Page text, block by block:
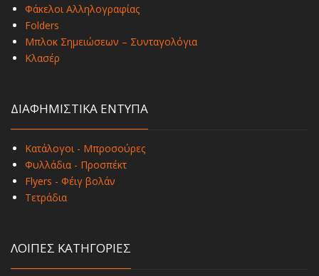
Φάκελοι Αλληλογραφίας
Folders
Μπλοκ Σημειώσεων – Συνταγολόγια
Κλασέρ
ΔΙΑΦΗΜΙΣΤΙΚΑ ΕΝΤΥΠΑ
Κατάλογοι - Μπροσούρες
Φυλλάδια - Προσπέκτ
Flyers - Φέιγ βολάν
Τετράδια
ΛΟΙΠΕΣ ΚΑΤΗΓΟΡΙΕΣ